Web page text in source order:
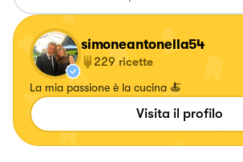
simoneantonella54
229 ricette
La mia passione è la cucina 🍝
Visita il profilo